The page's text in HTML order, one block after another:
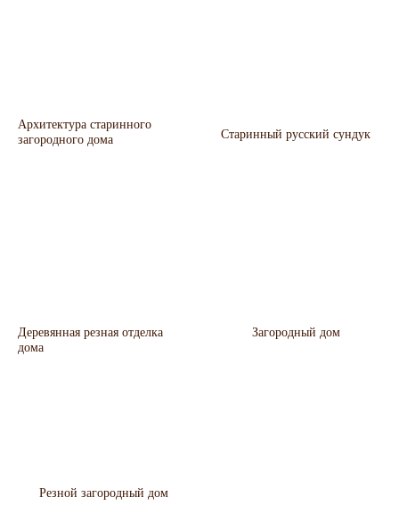
Архитектура старинного
загородного дома
Старинный русский сундук
Деревянная резная отделка
дома
Загородный дом
Резной загородный дом